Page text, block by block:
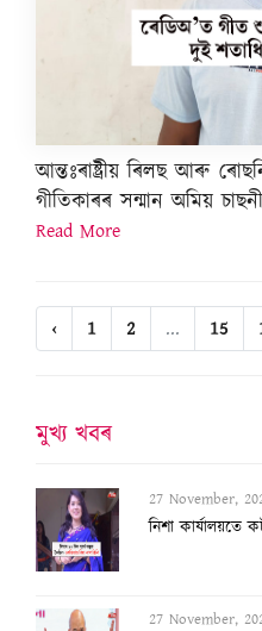
আন্তঃৰাষ্ট্ৰীয় ৰিলছ আৰু
গীতিকাৰৰ সন্মান অমিয়
Read More
‹ 1 2 ... 15
মুখ্য খবৰ
27 November,
৬৯৫ কোটি টকাৰে
29 November,